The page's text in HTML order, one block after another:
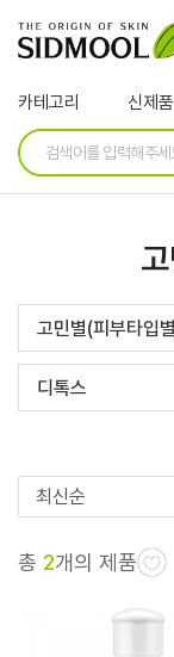
카테고리 신제품
고민별(피부타입
디톡스
총 2개의 제품